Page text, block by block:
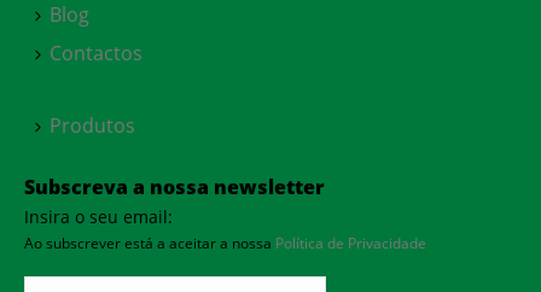
Blog
Contactos
Produtos
Subscreva a nossa newsletter
Insira o seu email:
Ao subscrever está a aceitar a nossa Política de Privacidade